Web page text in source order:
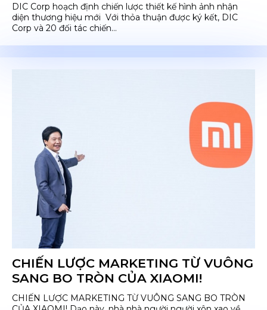
DIC Corp hoạch định chiến lược thiết kế hình ảnh nhận
diện thương hiệu mới Với thỏa thuận được ký kết, DIC
Corp và 20 đối tác chiến...
CHIẾN LƯỢC MARKETING TỪ VUÔNG
SANG BO TRÒN CỦA XIAOMI!
CHIẾN LƯỢC MARKETING TỪ VUÔNG SANG BO TRÒN